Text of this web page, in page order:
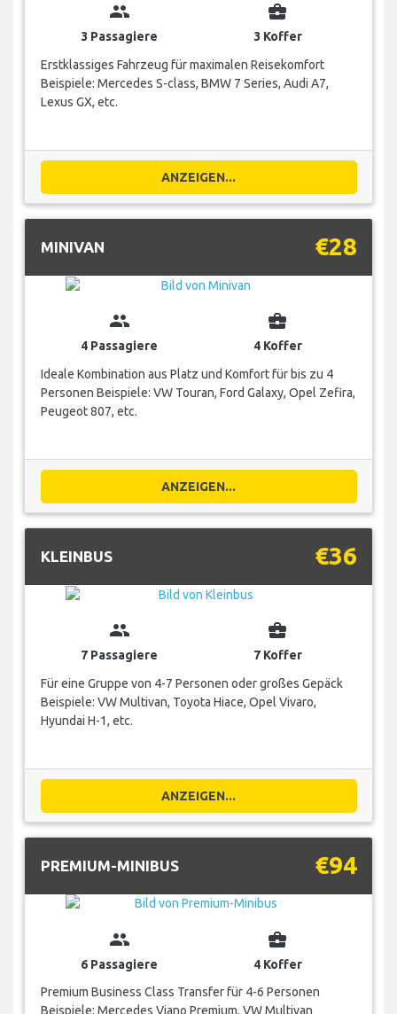
group
3 Passagiere
business_center
3 Koffer
Erstklassiges Fahrzeug für maximalen Reisekomfort
Beispiele: Mercedes S-class, BMW 7 Series, Audi A7,
Lexus GX, etc.
ANZEIGEN...
MINIVAN €28
group
4 Passagiere
business_center
4 Koffer
Ideale Kombination aus Platz und Komfort für bis zu 4
Personen Beispiele: VW Touran, Ford Galaxy, Opel Zefira,
Peugeot 807, etc.
ANZEIGEN...
KLEINBUS €36
group
7 Passagiere
business_center
7 Koffer
Für eine Gruppe von 4-7 Personen oder großes Gepäck
Beispiele: VW Multivan, Toyota Hiace, Opel Vivaro,
Hyundai H-1, etc.
ANZEIGEN...
PREMIUM-MINIBUS €94
group
6 Passagiere
business_center
4 Koffer
Premium Business Class Transfer für 4-6 Personen
Beispiele: Mercedes Viano Premium, VW Multivan